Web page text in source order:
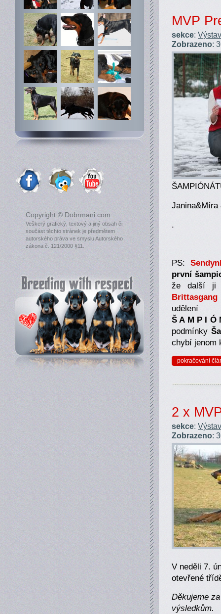
Copyright © Dobrmani.com
Veškerý grafický, textový a jiný obsah či
součást těchto stránek je předmětem
autorského práva ve smyslu Autorského
zákona č. 121/2000 §11.
MVP
sekce:
Zobrazeno:
Janina&Míra
.
PS:
první
že další ji
Brittasgang
udělení
Š A M P I
podmínky
chybí jenom
pokračování
2 x
sekce:
Zobrazeno:
V neděli 7.
otevřené
Děkujeme
výsledkům.